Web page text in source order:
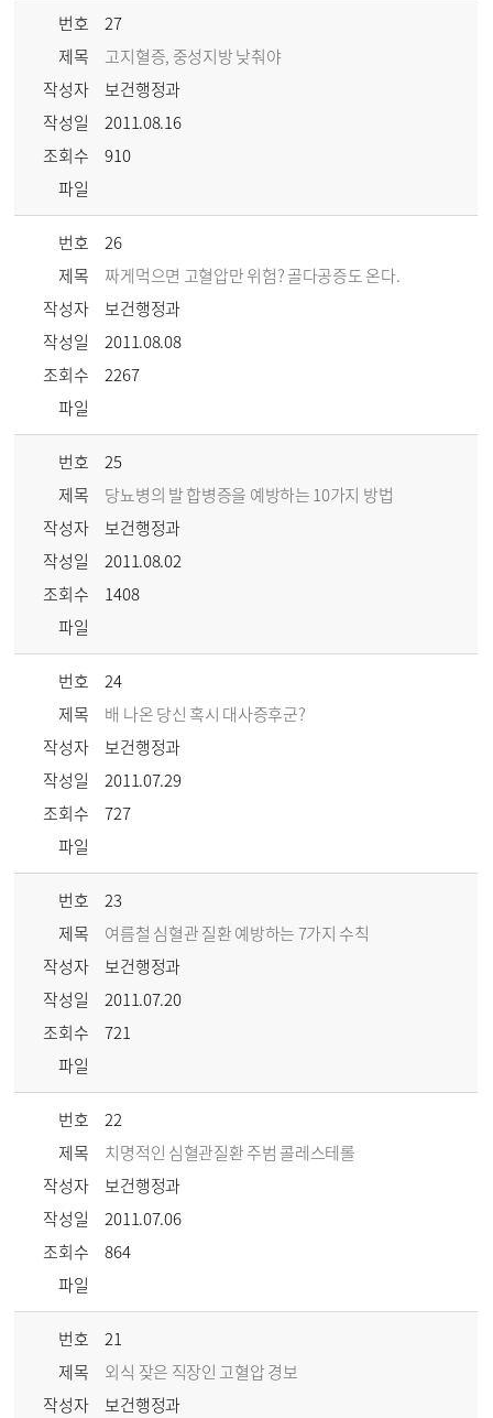
번호
27
제목
고지혈증, 중성지방 낮춰야
작성자
보건행정과
작성일
2011.08.16
조회수
910
파일
번호
26
제목
짜게먹으면 고혈압만 위험? 골다공증도 온다.
작성자
보건행정과
작성일
2011.08.08
조회수
2267
파일
번호
25
제목
당뇨병의 발 합병증을 예방하는 10가지 방법
작성자
보건행정과
작성일
2011.08.02
조회수
1408
파일
번호
24
제목
배 나온 당신 혹시 대사증후군?
작성자
보건행정과
작성일
2011.07.29
조회수
727
파일
번호
23
제목
여름철 심혈관 질환 예방하는 7가지 수칙
작성자
보건행정과
작성일
2011.07.20
조회수
721
파일
번호
22
제목
치명적인 심혈관질환 주범 콜레스테롤
작성자
보건행정과
작성일
2011.07.06
조회수
864
파일
번호
21
제목
외식 잦은 직장인 고혈압 경보
작성자
보건행정과